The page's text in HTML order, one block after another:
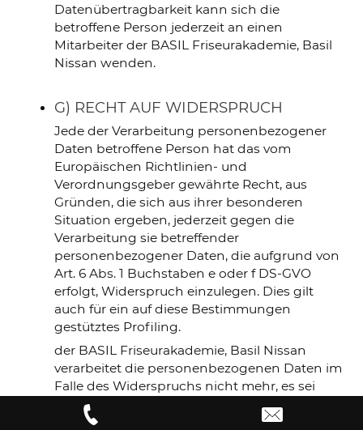
Datenübertragbarkeit kann sich die
betroffene Person jederzeit an einen
Mitarbeiter der BASIL Friseurakademie, Basil
Nissan wenden.
G) RECHT AUF WIDERSPRUCH
Jede der Verarbeitung personenbezogener
Daten betroffene Person hat das vom
Europäischen Richtlinien- und
Verordnungsgeber gewährte Recht, aus
Gründen, die sich aus ihrer besonderen
Situation ergeben, jederzeit gegen die
Verarbeitung sie betreffender
personenbezogener Daten, die aufgrund von
Art. 6 Abs. 1 Buchstaben e oder f DS-GVO
erfolgt, Widerspruch einzulegen. Dies gilt
auch für ein auf diese Bestimmungen
gestütztes Profiling.
der BASIL Friseurakademie, Basil Nissan
verarbeitet die personenbezogenen Daten im
Falle des Widerspruchs nicht mehr, es sei
denn, wir können zwingende schutzwürdige
Gründe für die Verarbeitung nachweisen, die